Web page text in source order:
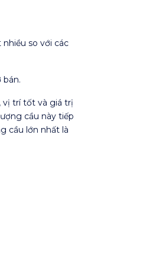
so với các
bán.
vị trí tốt và giá trị
cầu này tiếp
cầu lớn nhất là